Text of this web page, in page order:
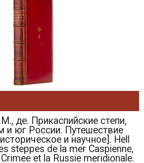
де. Прикаспийские степи,
и юг России. Путешествие
и научное]. Hell
steppes de la mer Caspienne,
Crimee et la Russie meridionale.